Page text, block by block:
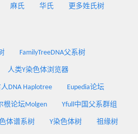
麻氏 华氏 更多姓氏树
FamilyTreeDNA父系树
人类Y染色体浏览器
DNA Haplotree Eupedia论坛
根论坛Molgen Yfull中国父系群组
体谱系树 Y染色体树 祖缘树